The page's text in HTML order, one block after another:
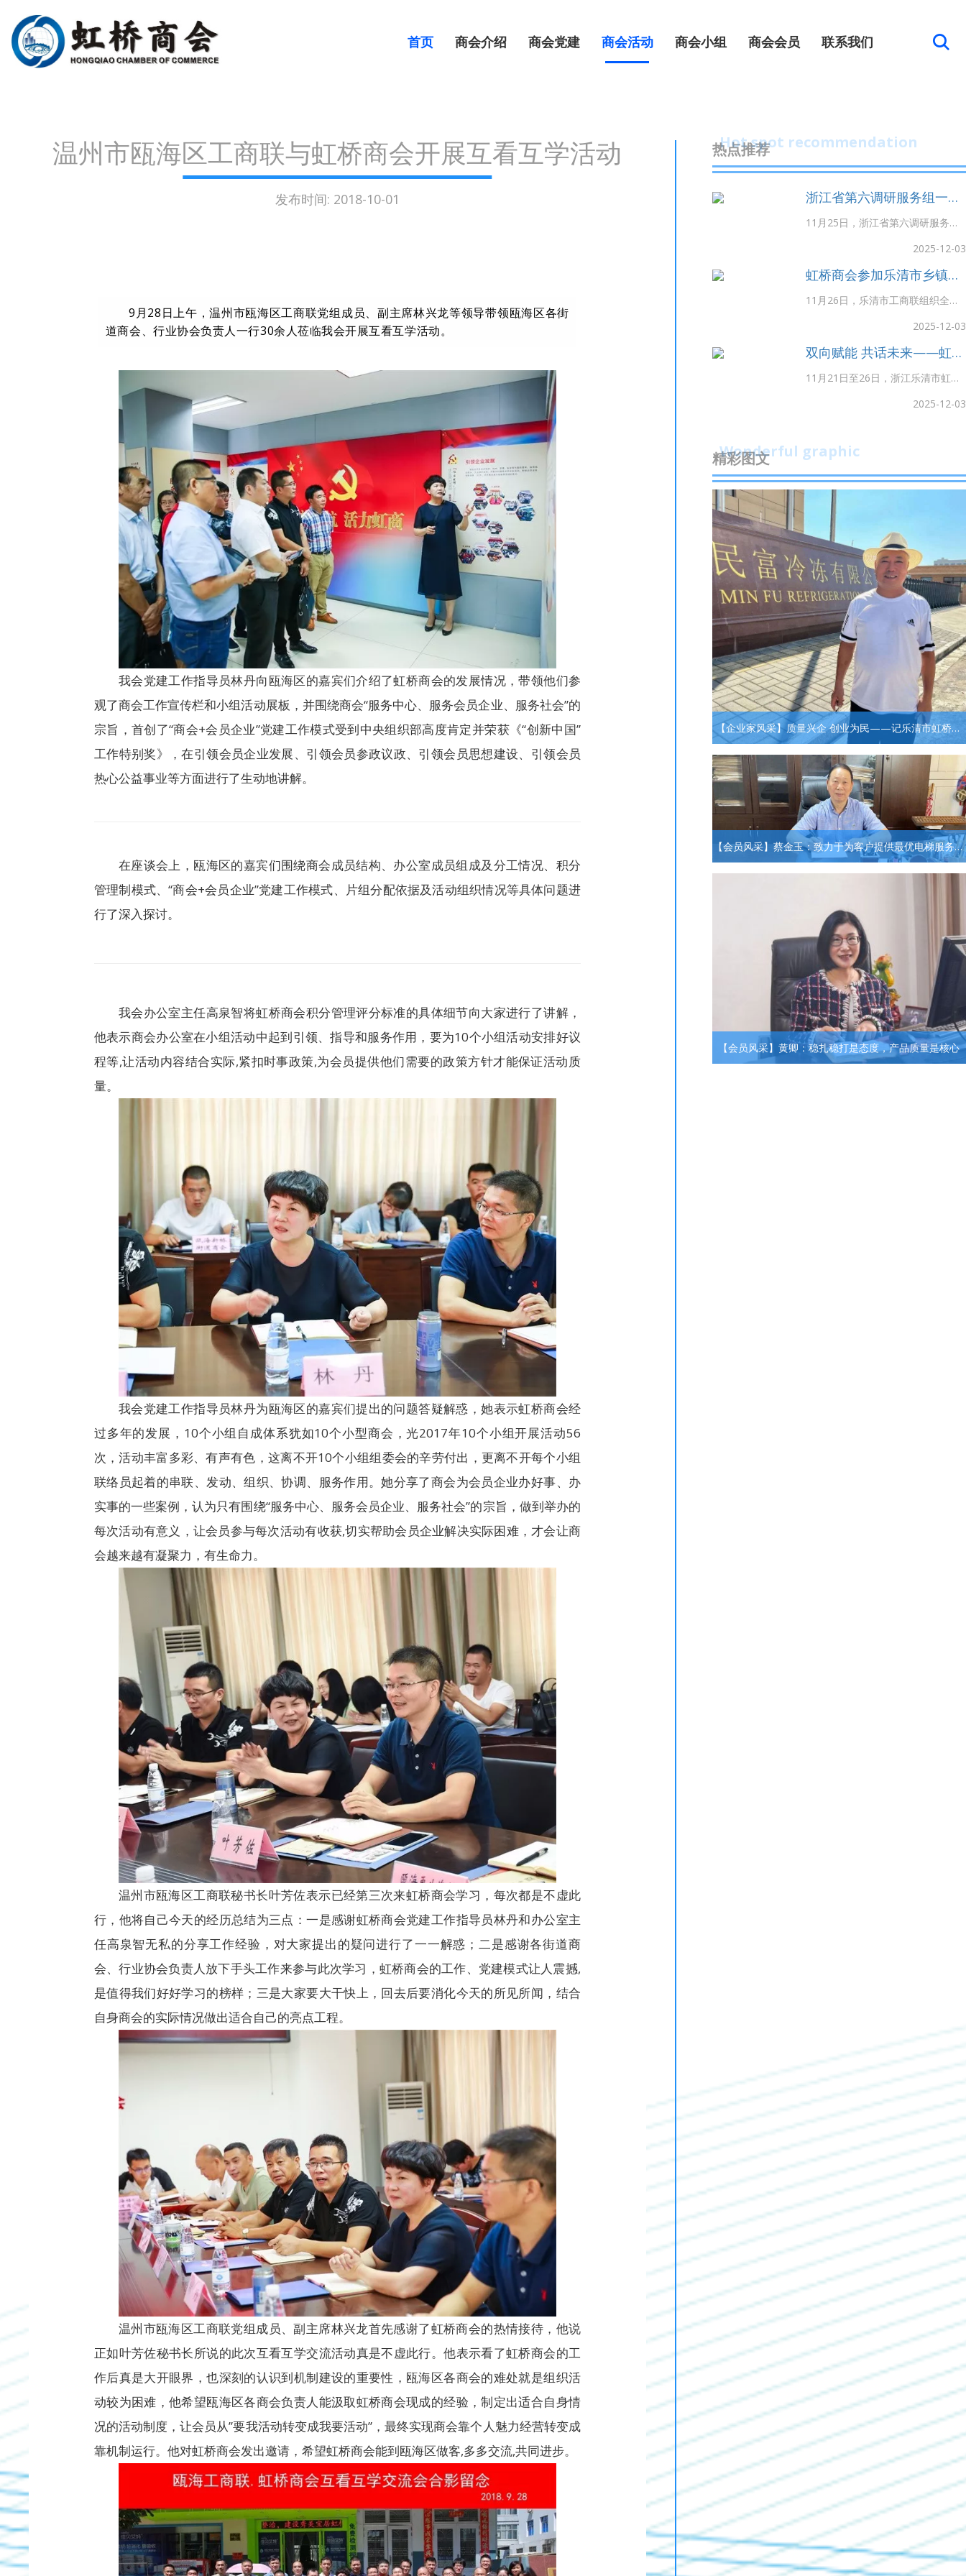
首页 商会介绍 商会党建 商会活动 商会小组 商会会员 联系我们
温州市瓯海区工商联与虹桥商会开展互看互学活动
发布时间: 2018-10-01
9月28日上午，温州市瓯海区工商联党组成员、副主席林兴龙等领导带领瓯海区各街
道商会、行业协会负责人一行30余人莅临我会开展互看互学活动。
我会党建工作指导员林丹向瓯海区的嘉宾们介绍了虹桥商会的发展情况，带领他们参
观了商会工作宣传栏和小组活动展板，并围绕商会“服务中心、服务会员企业、服务社会”的
宗旨，首创了“商会+会员企业”党建工作模式受到中央组织部高度肯定并荣获《“创新中国”
工作特别奖》，在引领会员企业发展、引领会员参政议政、引领会员思想建设、引领会员
热心公益事业等方面进行了生动地讲解。
在座谈会上，瓯海区的嘉宾们围绕商会成员结构、办公室成员组成及分工情况、积分
管理制模式、“商会+会员企业”党建工作模式、片组分配依据及活动组织情况等具体问题进
行了深入探讨。
我会办公室主任高泉智将虹桥商会积分管理评分标准的具体细节向大家进行了讲解，
他表示商会办公室在小组活动中起到引领、指导和服务作用，要为10个小组活动安排好议
程等,让活动内容结合实际,紧扣时事政策,为会员提供他们需要的政策方针才能保证活动质
量。
我会党建工作指导员林丹为瓯海区的嘉宾们提出的问题答疑解惑，她表示虹桥商会经
过多年的发展，10个小组自成体系犹如10个小型商会，光2017年10个小组开展活动56
次，活动丰富多彩、有声有色，这离不开10个小组组委会的辛劳付出，更离不开每个小组
联络员起着的串联、发动、组织、协调、服务作用。她分享了商会为会员企业办好事、办
实事的一些案例，认为只有围绕“服务中心、服务会员企业、服务社会”的宗旨，做到举办的
每次活动有意义，让会员参与每次活动有收获,切实帮助会员企业解决实际困难，才会让商
会越来越有凝聚力，有生命力。
温州市瓯海区工商联秘书长叶芳佐表示已经第三次来虹桥商会学习，每次都是不虚此
行，他将自己今天的经历总结为三点：一是感谢虹桥商会党建工作指导员林丹和办公室主
任高泉智无私的分享工作经验，对大家提出的疑问进行了一一解惑；二是感谢各街道商
会、行业协会负责人放下手头工作来参与此次学习，虹桥商会的工作、党建模式让人震撼,
是值得我们好好学习的榜样；三是大家要大干快上，回去后要消化今天的所见所闻，结合
自身商会的实际情况做出适合自己的亮点工程。
温州市瓯海区工商联党组成员、副主席林兴龙首先感谢了虹桥商会的热情接待，他说
正如叶芳佐秘书长所说的此次互看互学交流活动真是不虚此行。他表示看了虹桥商会的工
作后真是大开眼界，也深刻的认识到机制建设的重要性，瓯海区各商会的难处就是组织活
动较为困难，他希望瓯海区各商会负责人能汲取虹桥商会现成的经验，制定出适合自身情
况的活动制度，让会员从”要我活动转变成我要活动”，最终实现商会靠个人魅力经营转变成
靠机制运行。他对虹桥商会发出邀请，希望虹桥商会能到瓯海区做客,多多交流,共同进步。
热点推荐
Hot spot recommendation
浙江省第六调研服务组一行
莅临虹桥商会调研工作
11月25日，浙江省第六调研服务组
副秘书长沈林杰，乐清市政府副市
长陈健，市委统战部副部长、市工
2025-12-03
虹桥商会参加乐清市乡镇街
道商会规范化建设推进会并
11月26日，乐清市工商联组织全市
会。虹桥商会会长赵顺荣参加会议
并作优秀实践案例分享。 虹桥商会
2025-12-03
双向赋能 共话未来——虹桥
商会赴马来西亚浙江华侨华
11月21日至26日，浙江乐清市虹桥
西亚浙江华侨华人总会进行友好交
流。代表团由商会理事兼第八党支
部...
2025-12-03
精彩图文
Wonderful graphic
【企业家风采】质量兴企 创业为民​——记乐清市虹桥商
会会员吴再柳
【会员风采】蔡金玉​：致力于为客户提供最优电梯服务方
【会员风采】黄卿：稳扎稳打是态度，产品质量是核心